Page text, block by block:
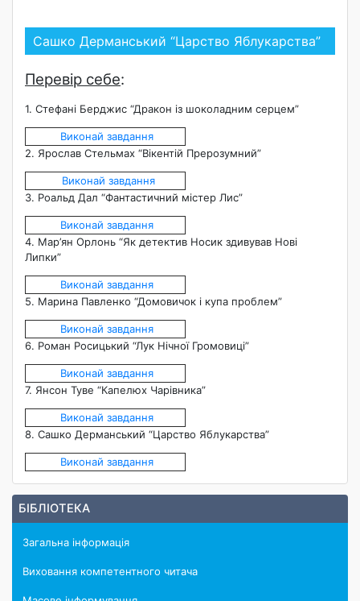
БІБЛІОТЕКА
Загальна інформація
Виховання компетентного читача
Сашко Дерманський “Царство Яблукарства”
Перевір себе:
1. Стефані Берджис “Дракон із шоколадним серцем”
Виконай завдання
2. Ярослав Стельмах “Вікентій Прерозумний”
Виконай завдання
3. Роальд Дал “Фантастичний містер Лис”
Виконай завдання
4. Мар’ян Орлонь “Як детектив Носик здивував Нові
Липки”
Виконай завдання
5. Марина Павленко “Домовичок і купа проблем”
Виконай завдання
6. Роман Росицький “Лук Нічної Громовиці”
Виконай завдання
7. Янсон Туве “Капелюх Чарівника”
Виконай завдання
8. Сашко Дерманський “Царство Яблукарства”
Виконай завдання